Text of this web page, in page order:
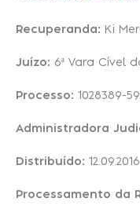
Recuperanda: Ki
Juízo: 6ª Vara Cível
Processo: 1028389-
Administradora
Distribuído: 12.09.2016
Processamento da